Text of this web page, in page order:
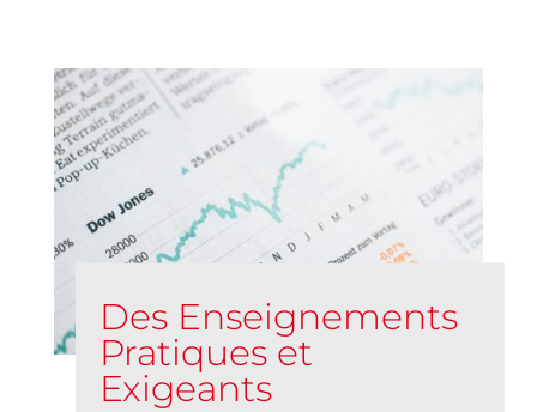
Des Enseignements
Pratiques et
Exigeants